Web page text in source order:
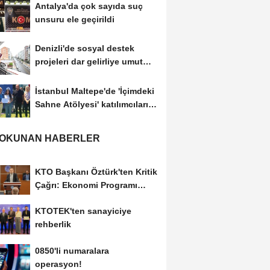
Antalya'da çok sayıda suç
unsuru ele geçirildi
Denizli'de sosyal destek
projeleri dar gelirliye umut
İstanbul Maltepe'de 'İçimdeki
Sahne Atölyesi' katılımcıları
HABERLER
KTO Başkanı Öztürk'ten Kritik
Çağrı: Ekonomi Programı
KTOTEK'ten sanayiciye
rehberlik
0850'li numaralara
operasyon!